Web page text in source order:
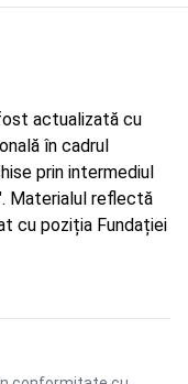
actualizată cu
în cadrul
prin intermediul
Materialul reflectă
cu poziția Fundației